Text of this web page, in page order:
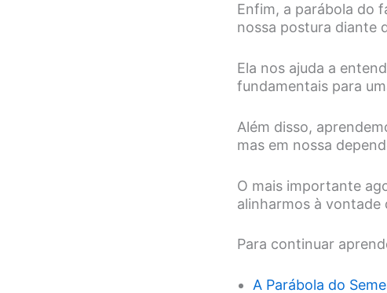
Enfim, a parábola do
nossa postura diante
Ela nos ajuda a
fundamentais para
Além disso,
mas em nossa
O mais importante
alinharmos à vontade
Para continuar
A Parábola do